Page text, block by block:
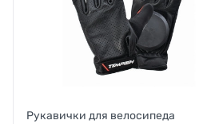
Рукавички для велосипеда